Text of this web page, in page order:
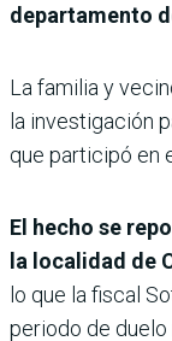
departamento
La familia y
la investigación
que participó en
El hecho se
la localidad de
lo que la fiscal
periodo de duelo